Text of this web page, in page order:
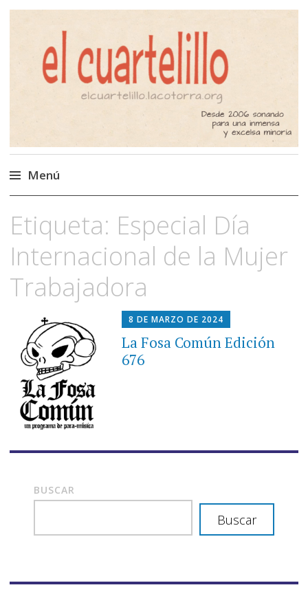
El Cuartelillo
Programa de radio de música
independiente. Podcast
Menú
al
contenido
Etiqueta: Especial Día
Internacional de la Mujer
Trabajadora
8 DE MARZO DE 2024
La Fosa Común Edición
676
BUSCAR
Buscar